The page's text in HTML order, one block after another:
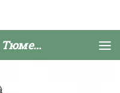
МАДОУ ЦРР Д/С №125 г. Тюмени